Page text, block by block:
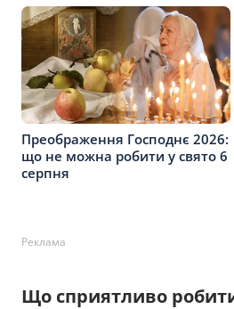
Преображення Господнє 2026:
що не можна робити у свято 6
серпня
Реклама
Що сприятливо